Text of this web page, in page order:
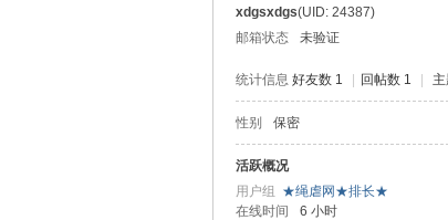
xdgsxdgs(UID: 24387)
邮箱状态
未验证
统计信息 好友数 1 回帖数 1
性别 保密
活跃概况
用户组 ★绳虐网★排长★
在线时间
6 小时